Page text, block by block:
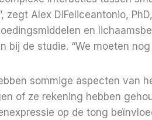
zegt Alex DiFeliceantonio,
en
bij de studie. “We moeten
sommige aspecten van
of ze rekening hebben
op de tong